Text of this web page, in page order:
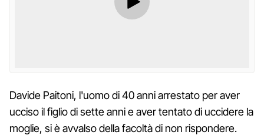
Davide Paitoni, l'uomo di 40 anni arrestato per aver
ucciso il figlio di sette anni e aver tentato di uccidere la
moglie, si è avvalso della facoltà di non rispondere.